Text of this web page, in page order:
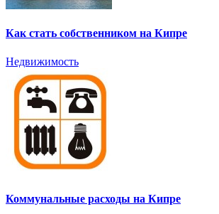
Как стать собственником на Кипре
Недвижимость
Коммунальные расходы на Кипре